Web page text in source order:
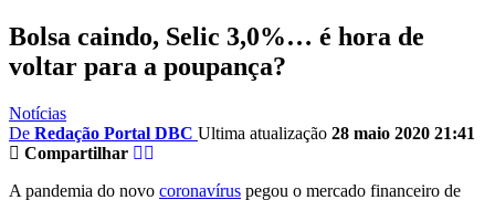
Bolsa caindo, Selic 3,0%… é hora de
voltar para a poupança?
Notícias
De Redação Portal DBC Ultima atualização 28 maio 2020 21:41
Compartilhar
A pandemia do novo coronavírus pegou o mercado financeiro de